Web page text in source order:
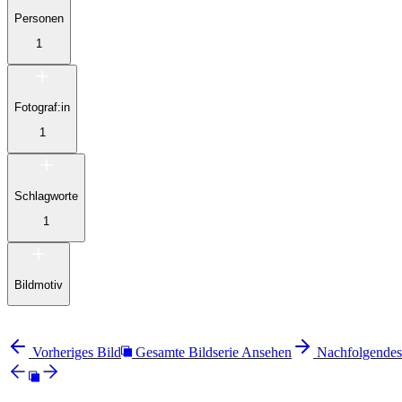
Personen
1
Fotograf:in
1
Schlagworte
1
Bildmotiv
Vorheriges Bild Gesamte Bildserie Ansehen